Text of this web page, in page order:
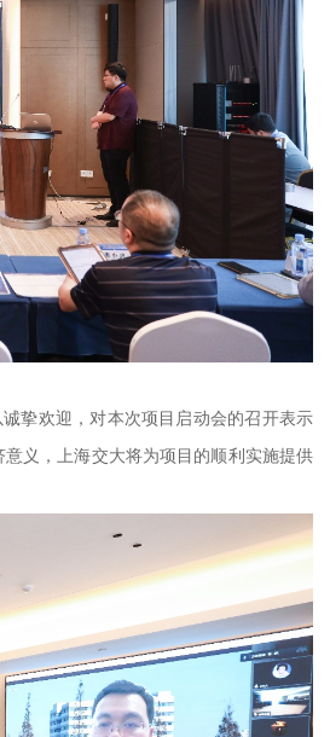
挚欢迎，对本次项目启动会的召开表示
意义，上海交大将为项目的顺利实施提供